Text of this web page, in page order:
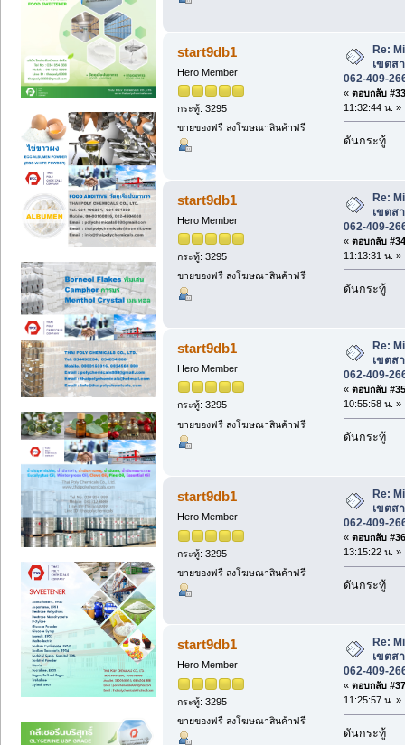
start9db1
Hero Member
กระทู้: 3295
ขายของฟรี ลงโฆษณาสินค้าฟรี
Re:
เขตส
062-409-
« ตอบกลับ
11:32:44 น. »
ดันกระทู้
start9db1
Hero Member
กระทู้: 3295
ขายของฟรี ลงโฆษณาสินค้าฟรี
Re:
เขตส
062-409-
« ตอบกลับ
11:13:31 น. »
ดันกระทู้
start9db1
Hero Member
กระทู้: 3295
ขายของฟรี ลงโฆษณาสินค้าฟรี
Re:
เขตส
062-409-
« ตอบกลับ
10:55:58 น. »
ดันกระทู้
start9db1
Hero Member
กระทู้: 3295
ขายของฟรี ลงโฆษณาสินค้าฟรี
Re:
เขตส
062-409-
« ตอบกลับ
13:15:22 น. »
ดันกระทู้
start9db1
Hero Member
กระทู้: 3295
ขายของฟรี ลงโฆษณาสินค้าฟรี
Re:
เขตส
062-409-
« ตอบกลับ
11:25:57 น. »
ดันกระทู้